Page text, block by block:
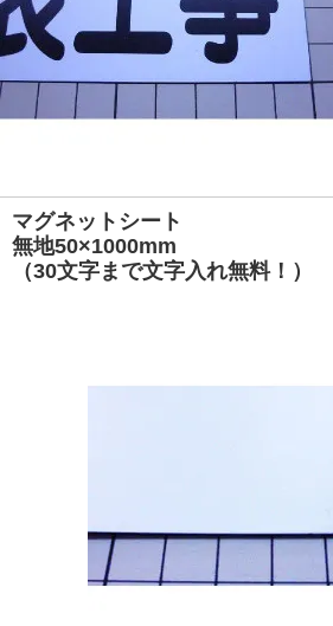
マグネットシート
無地50×1000mm
（30文字まで文字入れ無料！）